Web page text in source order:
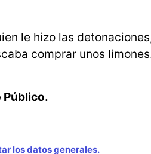
le hizo las
comprar unos
Público.
los datos generales.